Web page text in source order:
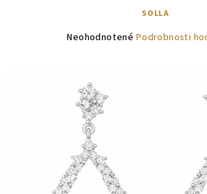
SOLLA
Priemerné
0,0
hviezdičiek.
Neohodnotené Podrobnosti